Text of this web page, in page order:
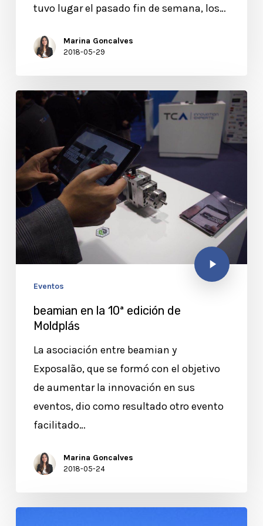
tuvo lugar el pasado fin de semana, los…
Marina Goncalves
2018-05-29
Eventos
beamian en la 10ª edición de
Moldplás
La asociación entre beamian y
Exposalão, que se formó con el objetivo
de aumentar la innovación en sus
eventos, dio como resultado otro evento
facilitado…
Marina Goncalves
2018-05-24